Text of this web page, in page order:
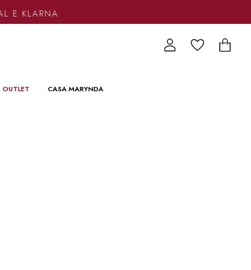
E KLARNA
OUTLET CASA MARYNDA